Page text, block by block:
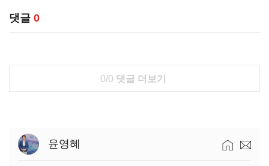
댓글 0
0/0 댓글 더보기
윤영혜